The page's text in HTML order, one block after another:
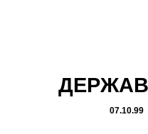
07.10.99